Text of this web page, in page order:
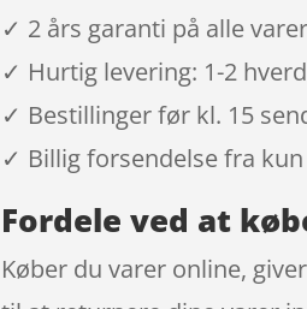
✓ 2 års garanti på alle varer
✓ Hurtig levering: 1-2
✓ Bestillinger før kl. 15
✓ Billig forsendelse fra kun
Fordele ved at
Køber du varer online,